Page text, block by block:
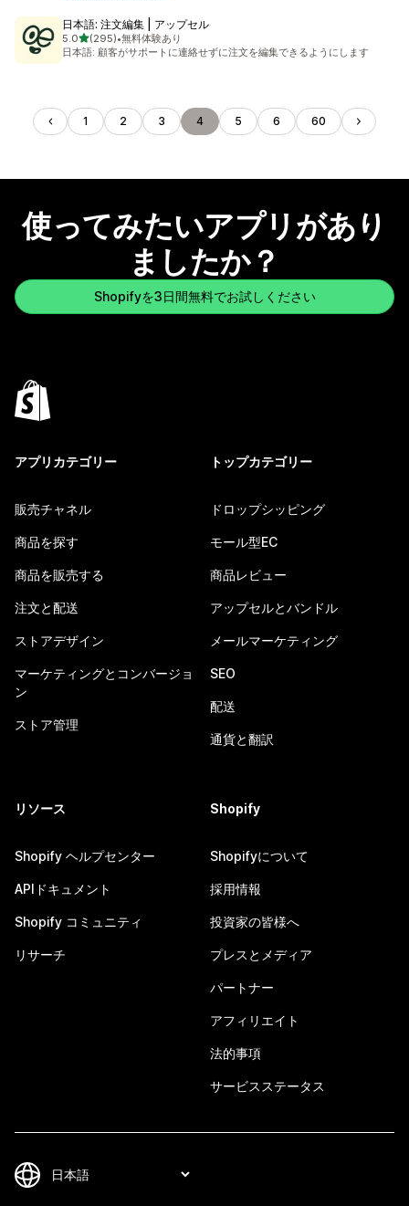
日本語: 注文編集 | アップセル
5.05つ星中
(295)
合計レビュー数：295件
•無料体験あり
日本語: 顧客がサポートに連絡せずに注文を編集できるようにします
1 2 3 4 5 6 60
使ってみたいアプリがあり
ましたか？
Shopifyを3日間無料でお試しください
アプリカテゴリー
販売チャネル
商品を探す
商品を販売する
注文と配送
ストアデザイン
マーケティングとコンバージョ
ン
ストア管理
トップカテゴリー
ドロップシッピング
モール型EC
商品レビュー
アップセルとバンドル
メールマーケティング
SEO
配送
通貨と翻訳
リソース
Shopify ヘルプセンター
APIドキュメント
Shopify コミュニティ
リサーチ
Shopify
Shopifyについて
採用情報
投資家の皆様へ
プレスとメディア
パートナー
アフィリエイト
法的事項
サービスステータス